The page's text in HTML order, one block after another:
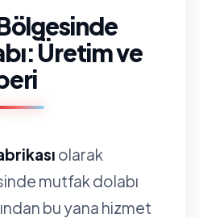
Üretim ve
olarak
mutfak dolabı
bu yana hizmet